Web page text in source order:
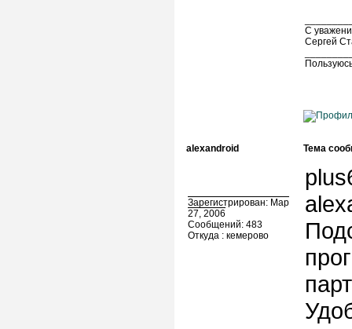
С
Сергей
alexandroid Тема
Зарегистрирован: Мар
27, 2006
Сообщений: 483
Откуда : кемерово